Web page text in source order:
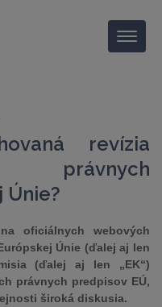
Menu
revízia
právnych
Únie?
oficiálnych webových
Únie (ďalej aj len
(ďalej aj len „EK“)
právnych predpisov EÚ,
široká diskusia.